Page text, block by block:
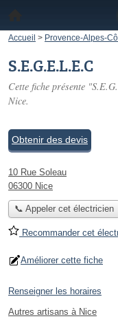
Accueil > Provence-Alpes-
S.E.G.E.L.E.C
Cette fiche présente
Nice.
Obtenir des devis
10 Rue Soleau
06300 Nice
📞 Appeler cet électricien
Recommander cet
Améliorer cette fiche
Renseigner les horaires
Autres artisans à Nice